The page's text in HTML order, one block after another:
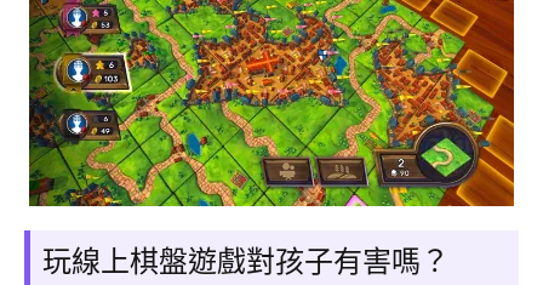
玩線上棋盤遊戲對孩子有害嗎？